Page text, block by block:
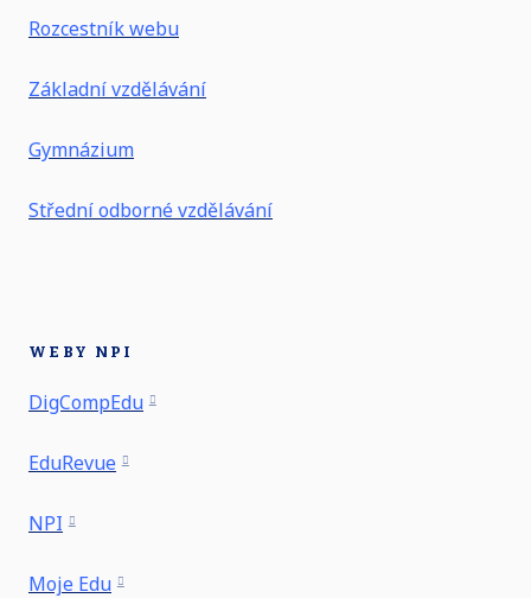
Rozcestník webu
Základní vzdělávání
Gymnázium
Střední odborné vzdělávání
WEBY NPI
DigCompEdu
EduRevue
NPI
Moje Edu